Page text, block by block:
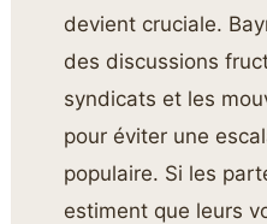
devient cruciale.
des discussions
syndicats et les
pour éviter une
populaire. Si les
estiment que leurs